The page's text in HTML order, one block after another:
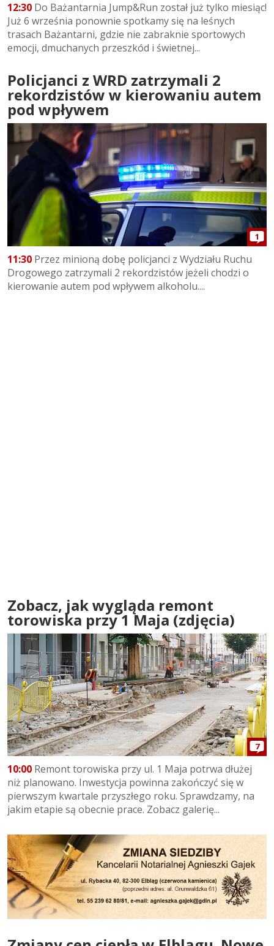
12:30 Do Bażantarnia Jump&Run został już tylko miesiąc!
Już 6 września ponownie spotkamy się na leśnych
trasach Bażantarni, gdzie nie zabraknie sportowych
emocji, dmuchanych przeszkód i świetnej...
Policjanci z WRD zatrzymali 2
rekordzistów w kierowaniu autem
pod wpływem
1
11:30 Przez minioną dobę policjanci z Wydziału Ruchu
Drogowego zatrzymali 2 rekordzistów jeżeli chodzi o
kierowanie autem pod wpływem alkoholu....
Zobacz, jak wygląda remont
torowiska przy 1 Maja (zdjęcia)
7
10:00 Remont torowiska przy ul. 1 Maja potrwa dłużej
niż planowano. Inwestycja powinna zakończyć się w
pierwszym kwartale przyszłego roku. Sprawdzamy, na
jakim etapie są obecnie prace. Zobacz galerię...